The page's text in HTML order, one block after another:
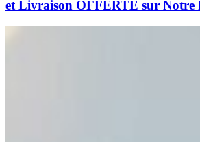
et Livraison OFFERTE sur